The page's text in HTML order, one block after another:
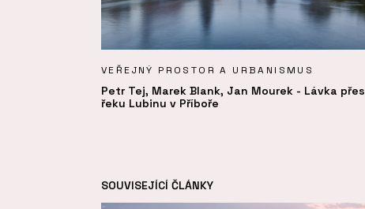
VEŘEJNÝ PROSTOR A URBANISMUS
Petr Tej, Marek Blank, Jan Mourek - Lávka přes
řeku Lubinu v Příboře
SOUVISEJÍCÍ ČLÁNKY